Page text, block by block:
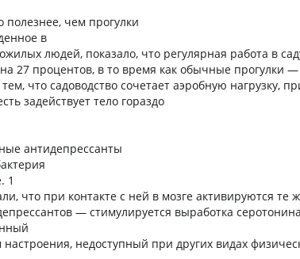
полезнее, чем прогулки
в
людей, показало, что регулярная работа в
27 процентов, в то время как обычные прогулки
что садоводство сочетает аэробную нагрузку,
задействует тело гораздо
антидепрессанты
1
что при контакте с ней в мозге активируются те
— стимулируется выработка
недоступный при других видах